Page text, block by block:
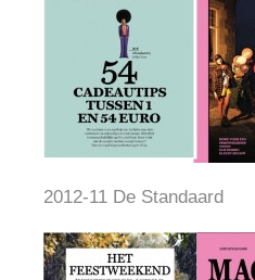
2012-11 De Standaard